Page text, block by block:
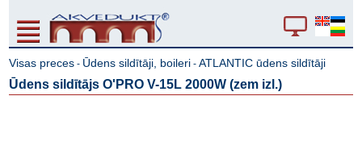
Visas preces - Ūdens sildītāji, boileri -ATLANTIC ūdens sildītāji
Ūdens sildītājs O'PRO V-15L 2000W (zem izl.)